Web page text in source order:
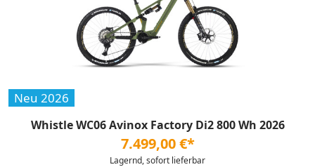
Neu 2026
Whistle WC06 Avinox Factory Di2 800 Wh 2026
7.499,00 €*
Lagernd, sofort lieferbar